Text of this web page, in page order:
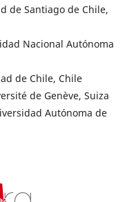
de Santiago de Chile,
Nacional Autónoma
de Chile, Chile
de Genève, Suiza
Autónoma de